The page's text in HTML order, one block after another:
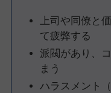
上司や同僚と
て疲弊する
派閥があり、
まう
ハラスメント